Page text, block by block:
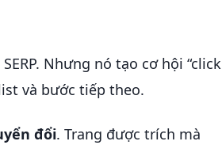
Nhưng nó tạo cơ hội “click
và bước tiếp theo.
đổi. Trang được trích mà